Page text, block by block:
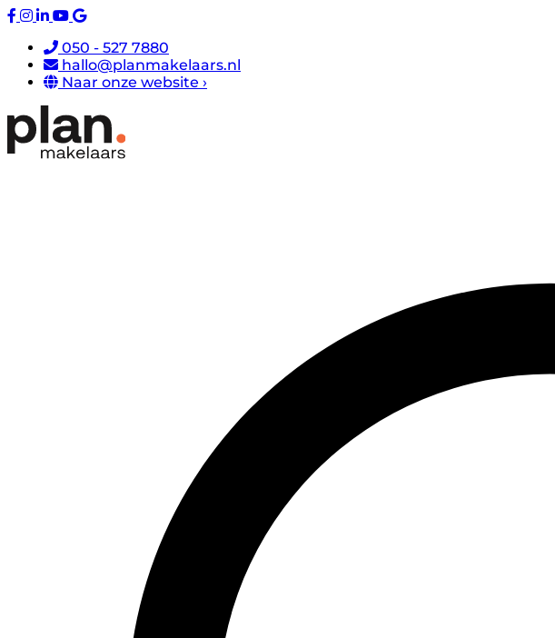
050 - 527 7880
hallo@planmakelaars.nl
Naar onze website ›